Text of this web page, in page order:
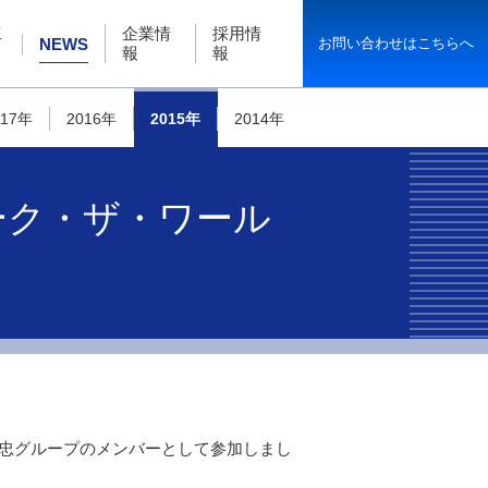
NEWS
企業情
報
採用情
報
お問い合わせはこちらへ
年 2016年 2015年 2014年
・ザ・ワール
グループのメンバーとして参加しまし